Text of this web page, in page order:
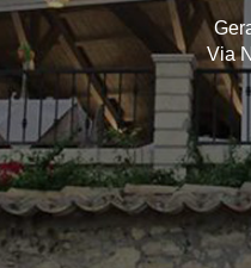
Via